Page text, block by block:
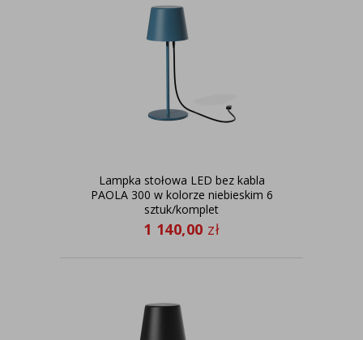
Lampka stołowa LED bez kabla
PAOLA 300 w kolorze niebieskim 6
sztuk/komplet
1 140,00 zł